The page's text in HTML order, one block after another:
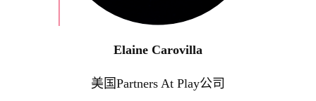
Elaine Carovilla
美国Partners At Play公司